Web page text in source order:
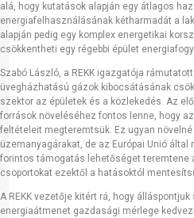
alá, hogy kutatások alapján egy átlagos
energiafelhasználásának kétharmadát a
alapján pedig egy komplex energetikai
csökkentheti egy régebbi épület
Szabó László, a REKK igazgatója
üvegházhatású gázok kibocsátásának
szektor az épületek és a közlekedés. Az
források növeléséhez fontos lenne, hogy
feltételeit megteremtsük. Ez ugyan
üzemanyagárakat, de az Európai Unió által
forintos támogatás lehetőséget teremtene
csoportokat ezektől a hatásoktól
A REKK vezetője kitért rá, hogy
energiaátmenet gazdasági mérlege